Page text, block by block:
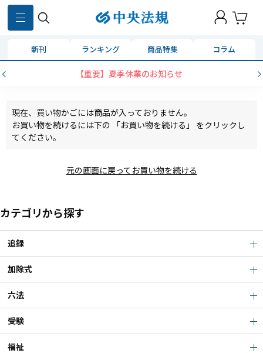
新刊 ランキング 商品特集 コラム
【重要】夏季休業のお知らせ
現在、買い物かごには商品が入っておりません。
お買い物を続けるには下の 「お買い物を続ける」 をクリックし
てください。
元の画面に戻ってお買い物を続ける
カテゴリから探す
追録
加除式
六法
受験
福祉